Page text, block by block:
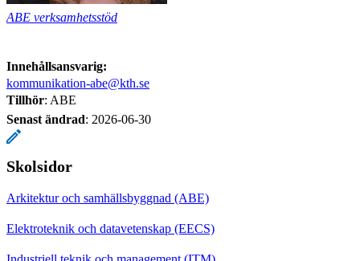
ABE verksamhetsstöd
Innehållsansvarig:
kommunikation-abe@kth.se
Tillhör: ABE
Senast ändrad: 2026-06-30
Skolsidor
Arkitektur och samhällsbyggnad (ABE)
Elektroteknik och datavetenskap (EECS)